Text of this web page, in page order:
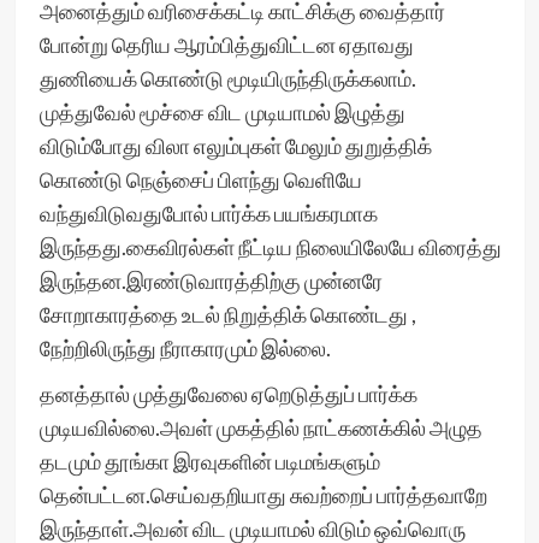
அனைத்தும் வரிசைக்கட்டி காட்சிக்கு வைத்தார்
போன்று தெரிய‌ ஆரம்பித்துவிட்டன ஏதாவது
துணியைக் கொண்டு மூடியிருந்திருக்கலாம்.
முத்துவேல் மூச்சை விட முடியாமல் இழுத்து
விடும்போது விலா எலும்புகள் மேலும் துறுத்திக்
கொண்டு நெஞ்சைப் பிளந்து வெளியே
வந்துவிடுவதுபோல் பார்க்க பயங்கரமாக
இருந்தது.கைவிரல்கள் நீட்டிய நிலையிலேயே விரைத்து
இருந்தன.இரண்டுவாரத்திற்கு முன்னரே
சோறாகாரத்தை உடல் நிறுத்திக் கொண்டது ,
நேற்றிலிருந்து நீராகாரமும் இல்லை.
தனத்தால் முத்துவேலை ஏறெடுத்துப் பார்க்க
முடியவில்லை.அவள் முகத்தில் நாட்கணக்கில் அழுத‌
தடமும் தூங்கா இரவுகளின் படிமங்களும்
தென்பட்டன.செய்வதறியாது சுவற்றைப் பார்த்தவாறே
இருந்தாள்.அவன் விட முடியாமல் விடும் ஒவ்வொரு